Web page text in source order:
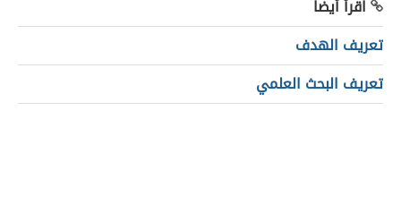
اقرأ أيضاً
تعريف الهدف
تعريف البحث العلمي